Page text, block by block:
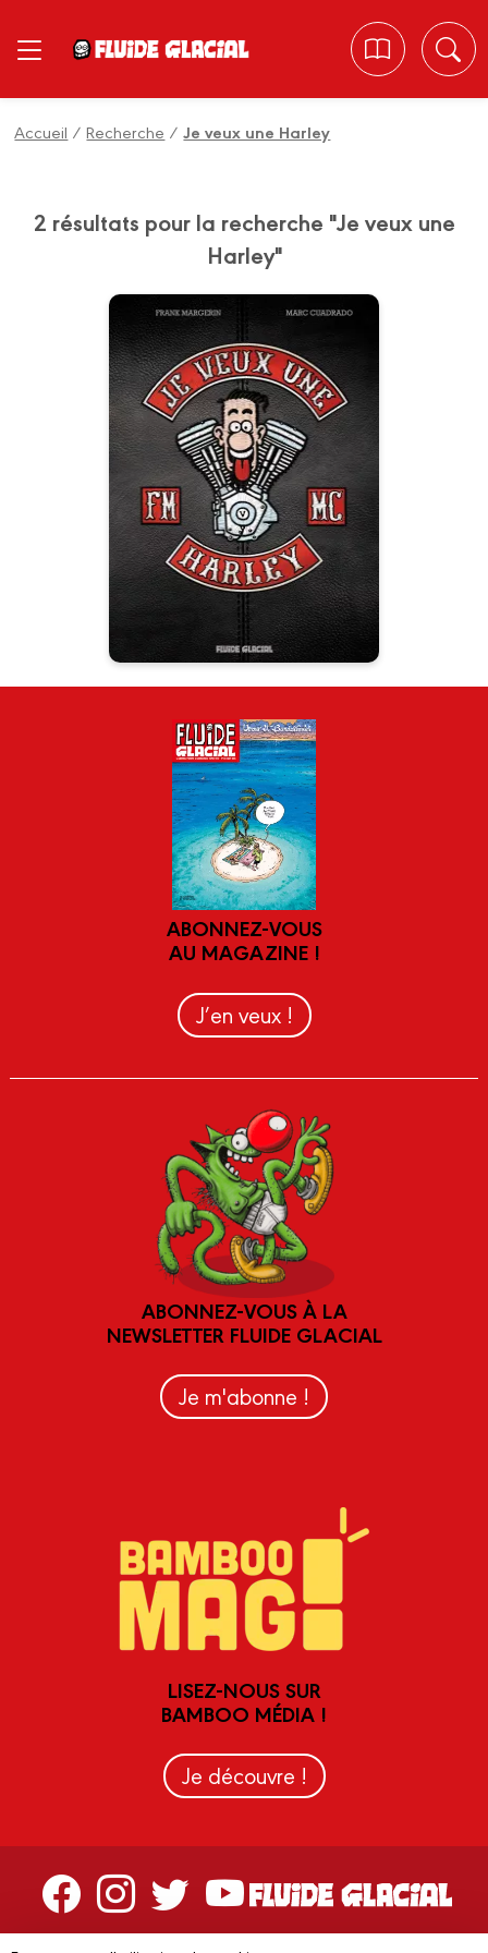
Accueil /Recherche /Je veux une Harley
2 résultats pour la recherche "Je veux une
Harley"
Je veux une
Harley
Tome 01 - Édition Luxe
Date de parution :
19/09/2018
Autres tomes
ABONNEZ-VOUS
AU MAGAZINE !
J’en veux !
ABONNEZ-VOUS À LA
NEWSLETTER FLUIDE GLACIAL
Je m'abonne !
LISEZ-NOUS SUR
BAMBOO MÉDIA !
Je découvre !
Contactez-nous